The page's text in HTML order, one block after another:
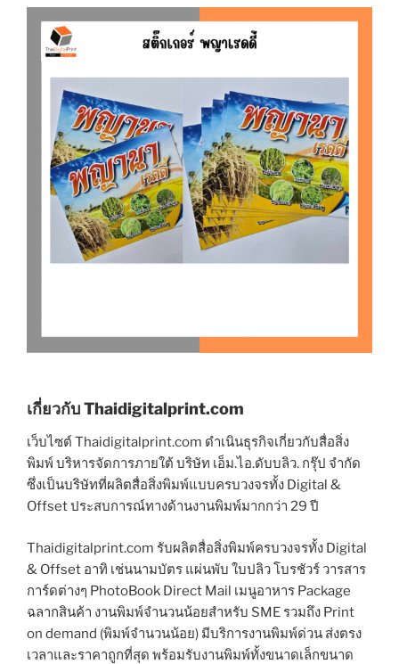
เกี่ยวกับ Thaidigitalprint.com
เว็บไซต์ Thaidigitalprint.com ดำเนินธุรกิจเกี่ยวกับสื่อสิ่ง
พิมพ์ บริหารจัดการภายใต้ บริษัท เอ็ม.ไอ.ดับบลิว. กรุ๊ป จำกัด
ซึ่งเป็นบริษัทที่ผลิตสื่อสิ่งพิมพ์แบบครบวงจรทั้ง Digital &
Offset ประสบการณ์ทางด้านงานพิมพ์มากกว่า 29 ปี
Thaidigitalprint.com รับผลิตสื่อสิ่งพิมพ์ครบวงจรทั้ง Digital
& Offset อาทิ เช่นนามบัตร แผ่นพับ ใบปลิว โบรชัวร์ วารสาร
การ์ดต่างๆ PhotoBook Direct Mail เมนูอาหาร Package
ฉลากสินค้า งานพิมพ์จำนวนน้อยสำหรับ SME รวมถึง Print
on demand (พิมพ์จำนวนน้อย) มีบริการงานพิมพ์ด่วน ส่งตรง
เวลาและราคาถูกที่สุด พร้อมรับงานพิมพ์ทั้งขนาดเล็กขนาด